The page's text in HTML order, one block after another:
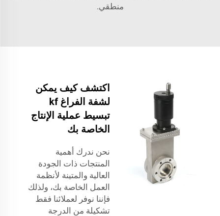
منطقي.
اكتشف كيف يمكن
لشفة الفراغ kf
تبسيط عملية الإنتاج
الخاصة بك
نحن ندرك أهمية
المنتجات ذات الجودة
العالية والمتينة لأنظمة
العمل الخاصة بك، ولذلك
فإننا نوفر لعملائنا فقط
تشكيلة من الدرجة